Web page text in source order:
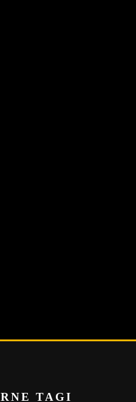
TAGI